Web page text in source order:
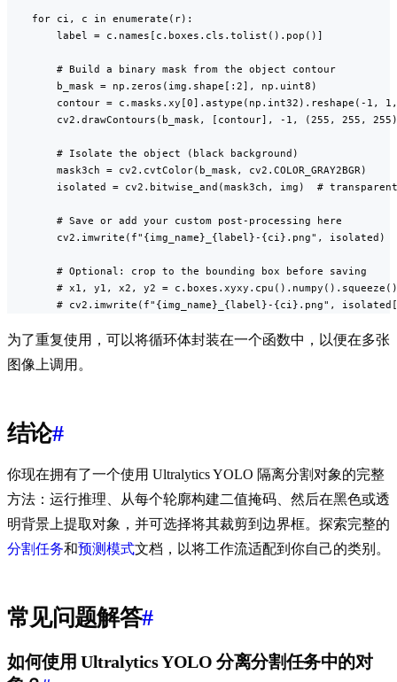
    for ci, c in enumerate(r):
        label = c.names[c.boxes.cls.tolist().pop()]
        # Build a binary mask from the object contour
        b_mask = np.zeros(img.shape[:2], np.uint8)
contour = c.masks.xy[0].astype(np.int32).reshape(-1,
cv2.drawContours(b_mask, [contour], -1, (255, 255,
        # Isolate the object (black background)
        mask3ch = cv2.cvtColor(b_mask, cv2.COLOR_GRAY2BGR)
isolated = cv2.bitwise_and(mask3ch, img)  #
        # Save or add your custom post-processing here
        cv2.imwrite(f"{img_name}_{label}-{ci}.png", isolated)
        # Optional: crop to the bounding box before saving
# x1, y1, x2, y2 =
# cv2.imwrite(f"{img_name}_{label}-{ci}.png",
为了重复使用，可以将循环体封装在一个函数中，以便在多张
图像上调用。
结论#
你现在拥有了一个使用 Ultralytics YOLO 隔离分割对象的完整
方法：运行推理、从每个轮廓构建二值掩码、然后在黑色或透
明背景上提取对象，并可选择将其裁剪到边界框。探索完整的
分割任务和预测模式文档，以将工作流适配到你自己的类别。
常见问题解答#
如何使用 Ultralytics YOLO 分离分割任务中的对